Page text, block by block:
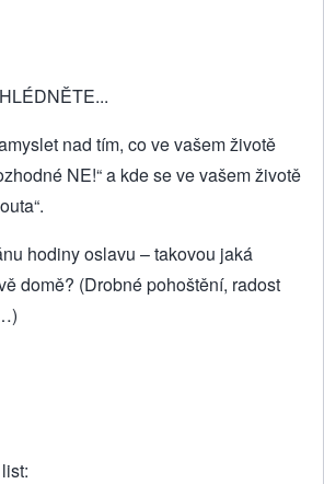
nad tím, co ve vašem životě
NE!“ a kde se ve vašem životě
hodiny oslavu – takovou jaká
domě? (Drobné pohoštění, radost